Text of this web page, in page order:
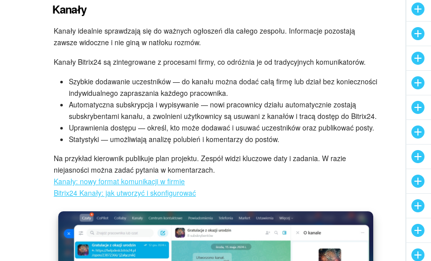
Kanały
Kanały idealnie sprawdzają się do ważnych ogłoszeń dla całego zespołu. Informacje pozostają
zawsze widoczne i nie giną w natłoku rozmów.
Kanały Bitrix24 są zintegrowane z procesami firmy, co odróżnia je od tradycyjnych komunikatorów.
Szybkie dodawanie uczestników — do kanału można dodać całą firmę lub dział bez konieczności
indywidualnego zapraszania każdego pracownika.
Automatyczna subskrypcja i wypisywanie — nowi pracownicy działu automatycznie zostają
subskrybentami kanału, a zwolnieni użytkownicy są usuwani z kanałów i tracą dostęp do Bitrix24.
Uprawnienia dostępu — określ, kto może dodawać i usuwać uczestników oraz publikować posty.
Statystyki — umożliwiają analizę polubień i komentarzy do postów.
Na przykład kierownik publikuje plan projektu. Zespół widzi kluczowe daty i zadania. W razie
niejasności można zadać pytania w komentarzach.
Kanały: nowy format komunikacji w firmie
Bitrix24 Kanały: jak utworzyć i skonfigurować